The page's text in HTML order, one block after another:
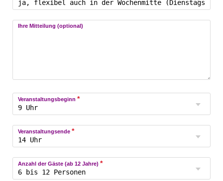
Ihre Mitteilung (optional)
Veranstaltungsbeginn *
Veranstaltungsende *
Anzahl der Gäste (ab 12 Jahre) *